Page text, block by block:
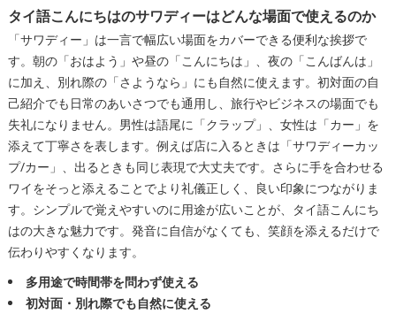
タイ語こんにちはのサワディーはどんな場面で使えるのか
「サワディー」は一言で幅広い場面をカバーできる便利な挨拶で
す。朝の「おはよう」や昼の「こんにちは」、夜の「こんばんは」
に加え、別れ際の「さようなら」にも自然に使えます。初対面の自
己紹介でも日常のあいさつでも通用し、旅行やビジネスの場面でも
失礼になりません。男性は語尾に「クラップ」、女性は「カー」を
添えて丁寧さを表します。例えば店に入るときは「サワディーカッ
プ/カー」、出るときも同じ表現で大丈夫です。さらに手を合わせる
ワイをそっと添えることでより礼儀正しく、良い印象につながりま
す。シンプルで覚えやすいのに用途が広いことが、タイ語こんにち
はの大きな魅力です。発音に自信がなくても、笑顔を添えるだけで
伝わりやすくなります。
多用途で時間帯を問わず使える
初対面・別れ際でも自然に使える